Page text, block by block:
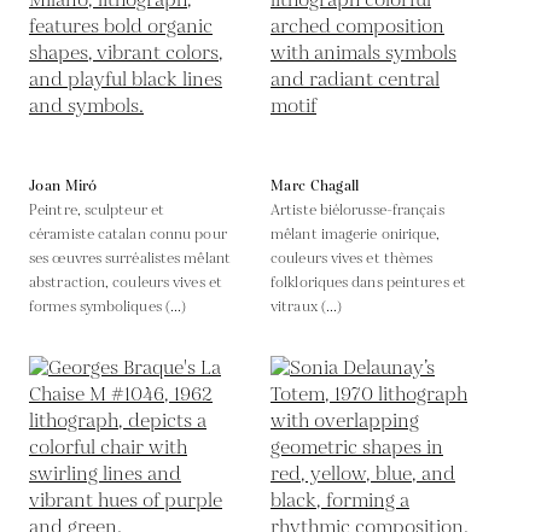
Joan Miró
Peintre, sculpteur et
céramiste catalan connu pour
ses œuvres surréalistes mêlant
abstraction, couleurs vives et
formes symboliques (...)
Marc Chagall
Artiste biélorusse-français
mêlant imagerie onirique,
couleurs vives et thèmes
folkloriques dans peintures et
vitraux (...)